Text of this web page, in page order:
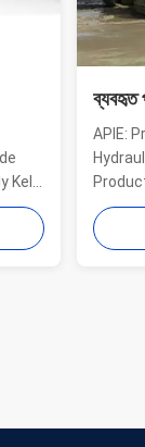
ব্যবহৃত
APIE:
offer